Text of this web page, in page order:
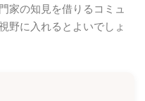
家の知見を借りるコミュ
野に入れるとよいでしょ